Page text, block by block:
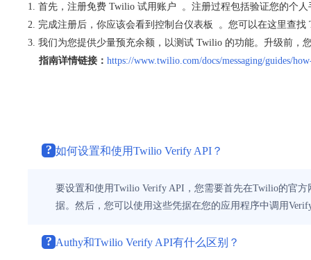
首先， 注册免费 Twilio 试用账户 。注册过程包括验证您的个
完成注册后，你应该会看到 控制台仪表板
。您可以在这里查找
我们为您提供少量预充余额，以测试 Twilio 的功能。升级前，
指南详情链接： https://www.twilio.com/docs/messaging/guides/
? 如何设置和使用Twilio Verify API？
要设置和使用Twilio Verify API，您需要首先在Twilio的官
据。然后，您可以使用这些凭据在您的应用程序中调用
? Authy和Twilio Verify API有什么区别？